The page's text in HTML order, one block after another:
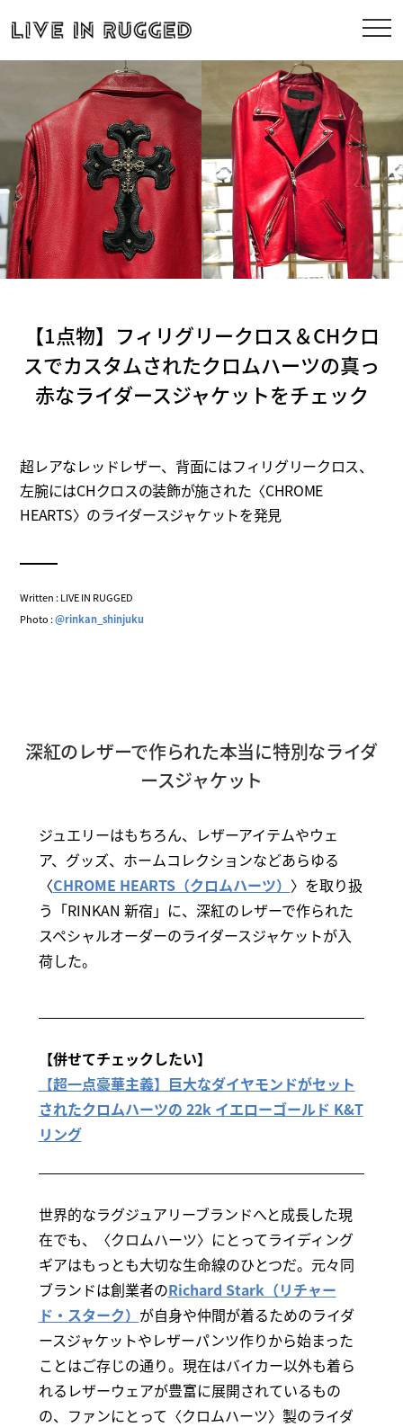
【1点物】フィリグリークロス＆CHクロ
スでカスタムされたクロムハーツの真っ
赤なライダースジャケットをチェック
超レアなレッドレザー、背面にはフィリグリークロス、
左腕にはCHクロスの装飾が施された〈CHROME
HEARTS〉のライダースジャケットを発見
Written : LIVE IN RUGGED
Photo :@rinkan_shinjuku
深紅のレザーで作られた本当に特別なライダ
ースジャケット
ジュエリーはもちろん、レザーアイテムやウェ
ア、グッズ、ホームコレクションなどあらゆる
〈CHROME HEARTS（クロムハーツ） 〉を取り扱
う「RINKAN 新宿」に、深紅のレザーで作られた
スペシャルオーダーのライダースジャケットが入
荷した。
【併せてチェックしたい】
【超一点豪華主義】巨大なダイヤモンドがセット
されたクロムハーツの 22k イエローゴールド K&T
リング
世界的なラグジュアリーブランドへと成長した現
在でも、〈クロムハーツ〉にとってライディング
ギアはもっとも大切な生命線のひとつだ。元々同
ブランドは創業者のRichard Stark（リチャー
ド・スターク） が自身や仲間が着るためのライダ
ースジャケットやレザーパンツ作りから始まった
ことはご存じの通り。現在はバイカー以外も着ら
れるレザーウェアが豊富に展開されているもの
の、ファンにとって〈クロムハーツ〉製のライダ